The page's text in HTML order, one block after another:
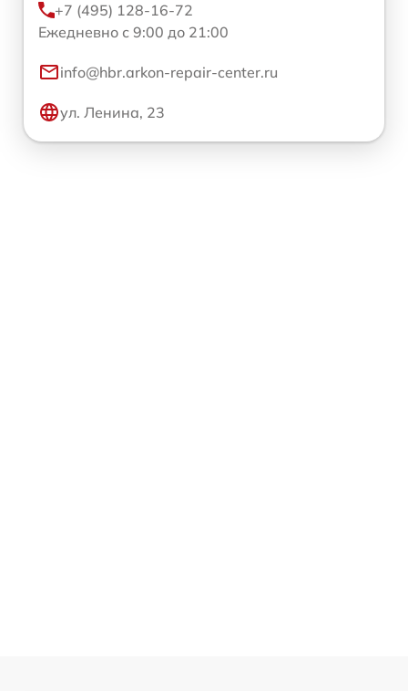
+7 (495) 128-16-72
Ежедневно с 9:00 до 21:00
info@hbr.arkon-repair-center.ru
ул. Ленина, 23